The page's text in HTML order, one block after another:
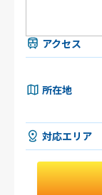
アクセス
所在地
対応エリア